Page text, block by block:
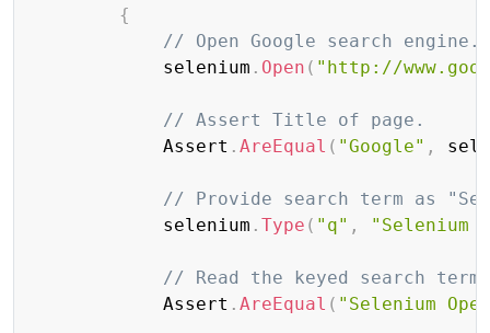
{
// Open Google search
            selenium
. Open ( "http://
// Assert Title of page.
            Assert
. AreEqual ( "Google" ,
// Provide search term as
            selenium
. Type ( "q" , "Selenium
// Read the keyed search
            Assert
. AreEqual ( "Selenium